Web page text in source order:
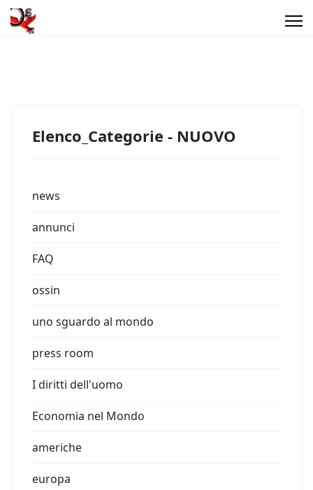
Elenco_Categorie - NUOVO
news
annunci
FAQ
ossin
uno sguardo al mondo
press room
I diritti dell'uomo
Economia nel Mondo
americhe
europa